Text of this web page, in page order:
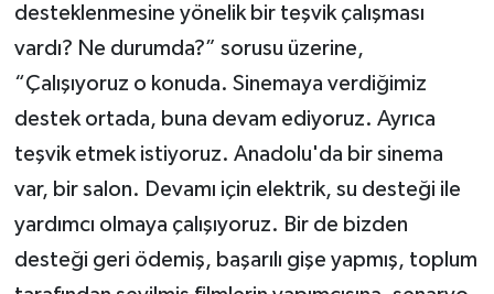
desteklenmesine yönelik bir teşvik çalışması
vardı? Ne durumda?” sorusu üzerine,
“Çalışıyoruz o konuda. Sinemaya verdiğimiz
destek ortada, buna devam ediyoruz. Ayrıca
teşvik etmek istiyoruz. Anadolu'da bir sinema
var, bir salon. Devamı için elektrik, su desteği ile
yardımcı olmaya çalışıyoruz. Bir de bizden
desteği geri ödemiş, başarılı gişe yapmış, toplum